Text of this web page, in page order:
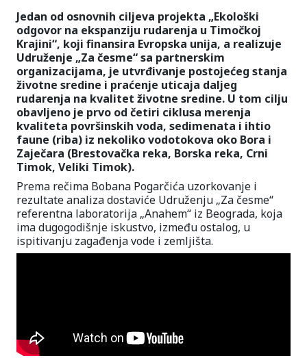
Jedan od osnovnih ciljeva projekta „Ekološki
odgovor na ekspanziju rudarenja u Timočkoj
Krajini“, koji finansira Evropska unija, a realizuje
Udruženje „Za česme“ sa partnerskim
organizacijama, je utvrđivanje postojećeg stanja
životne sredine i praćenje uticaja daljeg
rudarenja na kvalitet životne sredine. U tom cilju
obavljeno je prvo od četiri ciklusa merenja
kvaliteta površinskih voda, sedimenata i ihtio
faune (riba) iz nekoliko vodotokova oko Bora i
Zaječara (Brestovačka reka, Borska reka, Crni
Timok, Veliki Timok).
Prema rečima Bobana Pogarčića uzorkovanje i
rezultate analiza dostaviće Udruženju „Za česme“
referentna laboratorija „Anahem“ iz Beograda, koja
ima dugogodišnje iskustvo, između ostalog, u
ispitivanju zagađenja vode i zemljišta.